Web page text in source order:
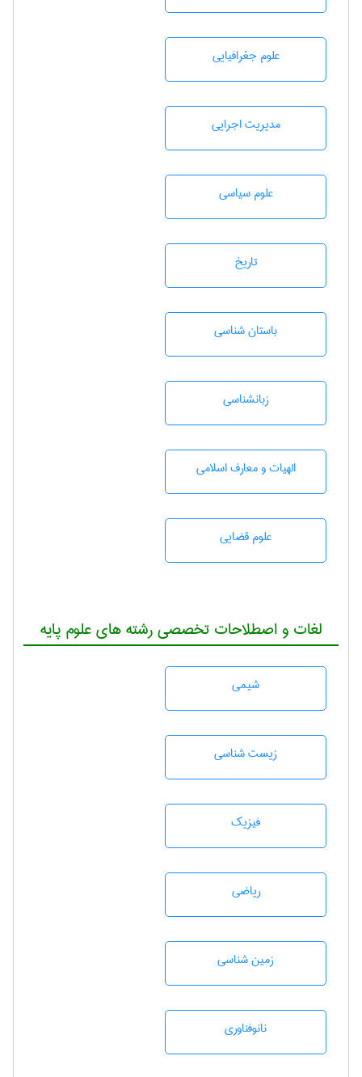
علوم جغرافيايی
مديريت اجرايی
علوم سياسی
تاريخ
باستان شناسی
زبانشناسی
الهیات و معارف اسلامی
علوم قضایی
لغات و اصطلاحات تخصصی رشته های علوم پایه
شيمی
زيست شناسی
فیزیک
رياضی
زمين شناسی
نانوفناوری